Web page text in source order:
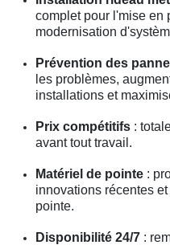
complet pour l'mise en
modernisation
Prévention des
les problèmes,
installations et
Prix compétitifs :
avant tout travail.
Matériel de pointe :
innovations récentes
pointe.
Disponibilité 24/7 :